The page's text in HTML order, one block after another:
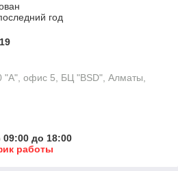
год
"А", офис 5, БЦ "BSD", Алматы,
09:00 до 18:00
работы